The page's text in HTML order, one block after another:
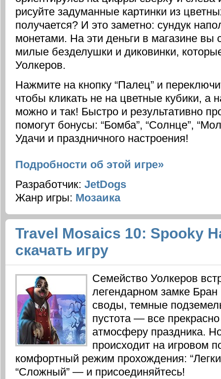
рисуйте задуманные картинки из
получается? И это заметно: сундук
монетами. На эти деньги в магазине вы
милые безделушки и диковинки,
Уолкеров.
Нажмите на кнопку “Палец” и
чтобы кликать не на цветные кубики, а
можно и так! Быстро и результативно
помогут бонусы: “Бомба”, “Солнце”,
Удачи и праздничного настроения!
Подробности об этой игре»
Разработчик: JetDogs
Жанр игры: Мозаика
Travel Mosaics 10: Spooky
скачать игру
Семейство Уолкеров
легендарном замке
своды, темные
пустота — все
атмосферу праздника.
происходит на игровом
комфортный режим прохождения:
“Сложный” — и присоединяйтесь!